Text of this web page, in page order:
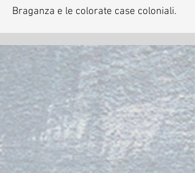
Braganza e le colorate case coloniali.